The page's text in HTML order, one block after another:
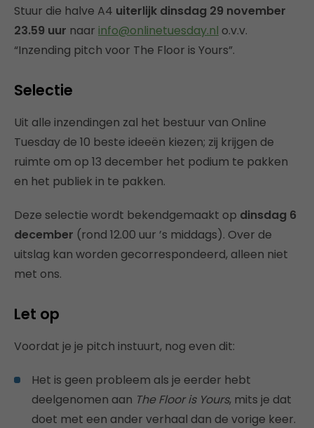
Stuur die halve A4 uiterlijk dinsdag 29 november
23.59 uur naar info@onlinetuesday.nl o.v.v.
“Inzending pitch voor The Floor is Yours”.
Selectie
Uit alle inzendingen zal het bestuur van Online
Tuesday de 10 beste ideeën kiezen; zij krijgen de
ruimte om op 13 december het podium te pakken
en het publiek in te pakken.
Deze selectie wordt bekendgemaakt op dinsdag 6
december (rond 12.00 uur ’s middags). Over de
uitslag kan worden gecorrespondeerd, alleen niet
met ons.
Let op
Voordat je je pitch instuurt, nog even dit:
Het is geen probleem als je eerder hebt
deelgenomen aan The Floor is Yours, mits je dat
doet met een ander verhaal dan de vorige keer.